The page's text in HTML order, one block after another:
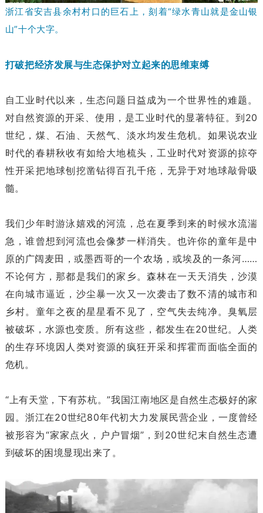
浙江省安吉县余村村口的巨石上，刻着“绿水青山就是金山银
山”十个大字。
打破把经济发展与生态保护对立起来的思维束缚
自工业时代以来，生态问题日益成为一个世界性的难题。
对自然资源的开采、使用，是工业时代的显著特征。到20
世纪，煤、石油、天然气、淡水均发生危机。如果说农业
时代的春耕秋收有如给大地梳头，工业时代对资源的掠夺
性开采把地球刨挖凿钻得百孔千疮，无异于对地球敲骨吸
髓。
我们少年时游泳嬉戏的河流，总在夏季到来的时候水流湍
急，谁曾想到河流也会像梦一样消失。也许你的童年是中
原的广阔麦田，或墨西哥的一个农场，或埃及的一条河……
不论何方，那都是我们的家乡。森林在一天天消失，沙漠
在向城市逼近，沙尘暴一次又一次袭击了数不清的城市和
乡村。童年之夜的星星看不见了，空气失去纯净。臭氧层
被破坏，水源也变质。所有这些，都发生在20世纪。人类
的生存环境因人类对资源的疯狂开采和挥霍而面临全面的
危机。
“上有天堂，下有苏杭。”我国江南地区是自然生态极好的家
园。浙江在20世纪80年代初大力发展民营企业，一度曾经
被形容为“家家点火，户户冒烟”，到20世纪末自然生态遭
到破坏的困境显现出来了。